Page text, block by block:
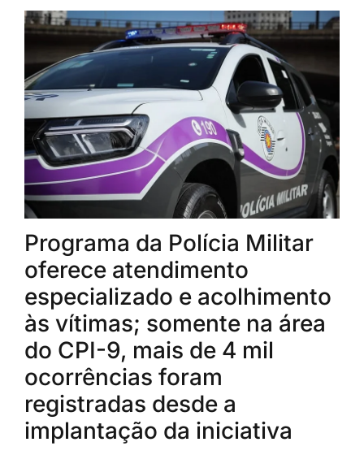
Programa da Polícia Militar
oferece atendimento
especializado e acolhimento
às vítimas; somente na área
do CPI-9, mais de 4 mil
ocorrências foram
registradas desde a
implantação da iniciativa